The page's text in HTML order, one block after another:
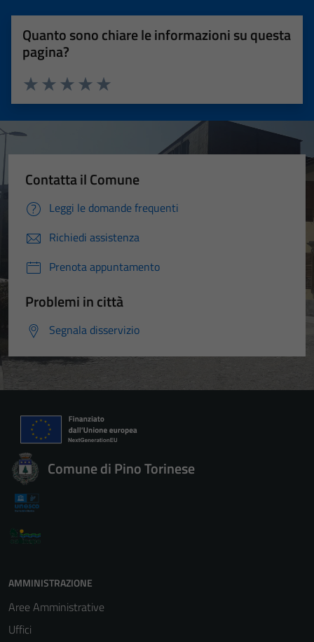
Quanto sono chiare le informazioni su questa
pagina?
Valuta 5 stelle su 5
Valuta 4 stelle su 5
Valuta 3 stelle su 5
Valuta 2 stelle su 5
Valuta 1 stelle su 5
Contatta il Comune
Leggi le domande frequenti
Richiedi assistenza
Prenota appuntamento
Problemi in città
Segnala disservizio
Comune di Pino Torinese
AMMINISTRAZIONE
Aree Amministrative
Uffici